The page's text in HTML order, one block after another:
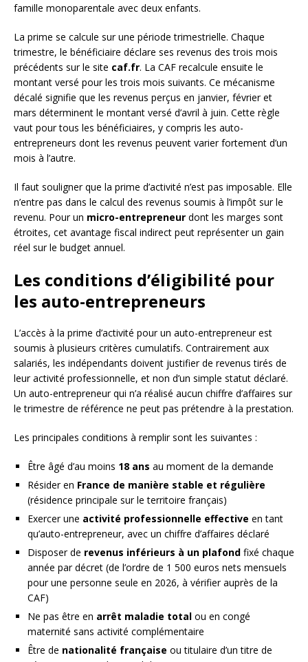
famille monoparentale avec deux enfants.
La prime se calcule sur une période trimestrielle. Chaque
trimestre, le bénéficiaire déclare ses revenus des trois mois
précédents sur le site caf.fr. La CAF recalcule ensuite le
montant versé pour les trois mois suivants. Ce mécanisme
décalé signifie que les revenus perçus en janvier, février et
mars déterminent le montant versé d’avril à juin. Cette règle
vaut pour tous les bénéficiaires, y compris les auto-
entrepreneurs dont les revenus peuvent varier fortement d’un
mois à l’autre.
Il faut souligner que la prime d’activité n’est pas imposable. Elle
n’entre pas dans le calcul des revenus soumis à l’impôt sur le
revenu. Pour un micro-entrepreneur dont les marges sont
étroites, cet avantage fiscal indirect peut représenter un gain
réel sur le budget annuel.
Les conditions d’éligibilité pour
les auto-entrepreneurs
L’accès à la prime d’activité pour un auto-entrepreneur est
soumis à plusieurs critères cumulatifs. Contrairement aux
salariés, les indépendants doivent justifier de revenus tirés de
leur activité professionnelle, et non d’un simple statut déclaré.
Un auto-entrepreneur qui n’a réalisé aucun chiffre d’affaires sur
le trimestre de référence ne peut pas prétendre à la prestation.
Les principales conditions à remplir sont les suivantes :
Être âgé d’au moins 18 ans au moment de la demande
Résider en France de manière stable et régulière
(résidence principale sur le territoire français)
Exercer une activité professionnelle effective en tant
qu’auto-entrepreneur, avec un chiffre d’affaires déclaré
Disposer de revenus inférieurs à un plafond fixé chaque
année par décret (de l’ordre de 1 500 euros nets mensuels
pour une personne seule en 2026, à vérifier auprès de la
CAF)
Ne pas être en arrêt maladie total ou en congé
maternité sans activité complémentaire
Être de nationalité française ou titulaire d’un titre de